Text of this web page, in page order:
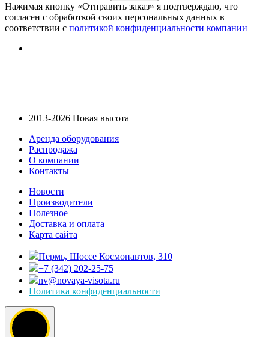
Нажимая кнопку «Отправить заказ» я подтверждаю, что
согласен с обработкой своих персональных данных в
соответствии с политикой конфиденциальности компании
2013-2026 Новая высота
Аренда оборудования
Распродажа
О компании
Контакты
Новости
Производители
Полезное
Доставка и оплата
Карта сайта
Пермь, Шоссе Космонавтов, 310
+7 (342) 202-25-75
nv@novaya-visota.ru
Политика конфиденциальности